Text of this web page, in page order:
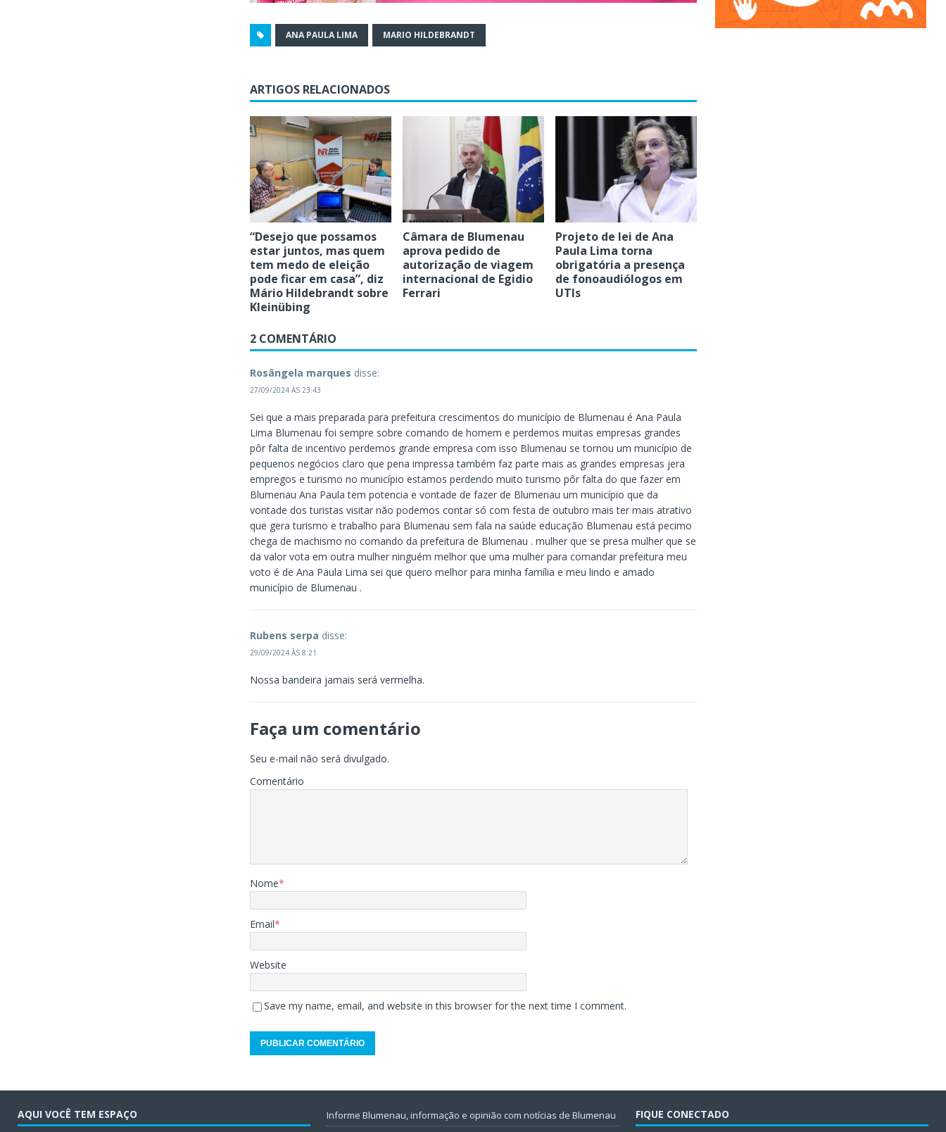
ANA PAULA LIMA MARIO HILDEBRANDT
ARTIGOS RELACIONADOS
“Desejo que possamos
estar juntos, mas quem
tem medo de eleição
pode ficar em casa”, diz
Mário Hildebrandt sobre
Kleinübing
Câmara de Blumenau
aprova pedido de
autorização de viagem
internacional de Egidio
Ferrari
Projeto de lei de Ana
Paula Lima torna
obrigatória a presença
de fonoaudiólogos em
UTIs
2 COMENTÁRIO
Rosângela marques disse:
27/09/2024 ÀS 23:43
Sei que a mais preparada para prefeitura crescimentos do município de Blumenau é Ana Paula
Lima Blumenau foi sempre sobre comando de homem e perdemos muitas empresas grandes
pôr falta de incentivo perdemos grande empresa com isso Blumenau se tornou um município de
pequenos negócios claro que pena impressa também faz parte mais as grandes empresas jera
empregos e turismo no município estamos perdendo muito turismo pôr falta do que fazer em
Blumenau Ana Paula tem potencia e vontade de fazer de Blumenau um município que da
vontade dos turistas visitar não podemos contar só com festa de outubro mais ter mais atrativo
que gera turismo e trabalho para Blumenau sem fala na saúde educação Blumenau está pecimo
chega de machismo no comando da prefeitura de Blumenau . mulher que se presa mulher que se
da valor vota em outra mulher ninguém melhor que uma mulher para comandar prefeitura meu
voto é de Ana Paula Lima sei que quero melhor para minha família e meu lindo e amado
município de Blumenau .
Rubens serpa disse:
29/09/2024 ÀS 8:21
Nossa bandeira jamais será vermelha.
Faça um comentário
Seu e-mail não será divulgado.
Comentário
Nome*
Email*
Website
Save my name, email, and website in this browser for the next time I comment.
AQUI VOCÊ TEM ESPAÇO
Informe Blumenau, informação e opinião com notícias de Blumenau
FIQUE CONECTADO